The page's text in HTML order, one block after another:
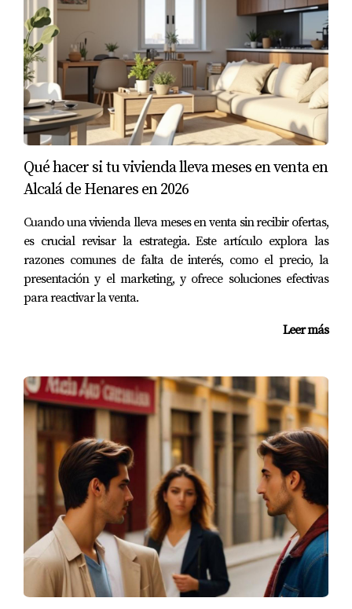
CASOS EXITOSOS
Para ilustrar cómo funciona este proceso en la práctica,
compartimos tres casos exitosos donde Amparo Lillo ha
ayudado a compradores extranjeros a adquirir
propiedades en Madrid.
Caso 1: Familia Pérez desde México
Pérez deseaba comprar una casa cerca del centro
de Madrid. A través de un poder notarial, pudieron
nombre. Ella se encargó de todas las negociaciones
y verificaciones necesarias, permitiendo a la familia
sentirse segura durante todo el proceso.
Caso 2: Juan desde Argentina- Juan quería invertir
en un apartamento para vacaciones en Madrid.
completar la compra sin necesidad de viajar a
etapa.
Caso 3: Ana desde Estados Unidos- Ana soñaba
con tener un piso en Madrid para pasar
temporadas. Con la ayuda de Amparo, pudo
realizar todas las gestiones necesarias desde su
país, incluyendo la revisión exhaustiva de
Qué hacer si tu vivienda lleva meses en venta en
Alcalá de Henares en 2026
Cuando una vivienda lleva meses en venta sin recibir ofertas,
es crucial revisar la estrategia. Este artículo explora las
razones comunes de falta de interés, como el precio, la
presentación y el marketing, y ofrece soluciones efectivas
para reactivar la venta.
Leer más